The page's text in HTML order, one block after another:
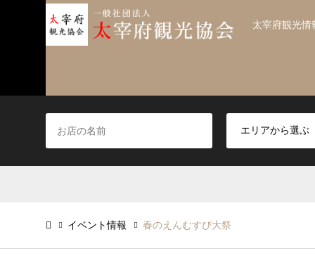
太宰府観光情
イベント情報 春のえんむすび大祭